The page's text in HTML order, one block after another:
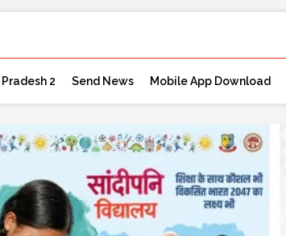
2 Send News Mobile App Download